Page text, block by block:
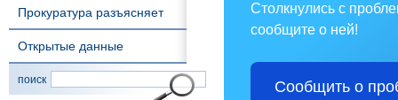
Прокуратура разъясняет
Открытые данные
поиск
Столкнулись с
сообщите о ней!
Сообщить о